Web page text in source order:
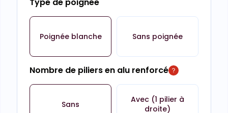
Poignée blanche Sans poignée
Nombre de piliers en alu renforcé
Sans
Avec (1 pilier à
droite)